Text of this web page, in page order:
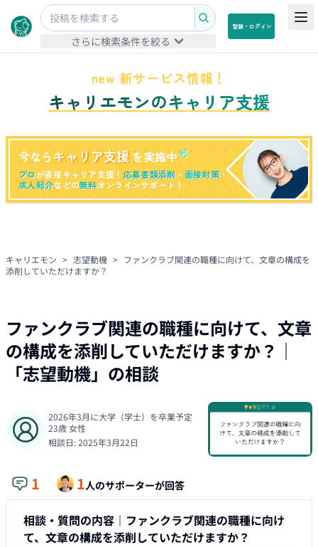
さらに検索条件を絞る
登録・ログイン
new 新サービス情報！
キャリエモンのキャリア支援
今なら キャリア支援 を実施中
プロが直接キャリア支援！応募書類添削 ・ 面接対策・
求人紹介などの無料オンラインサポート！
キャリエモン > 志望動機 > ファンクラブ関連の職種に向けて、文章の構成を
添削していただけますか？
ファンクラブ関連の職種に向けて、文章
の構成を添削していただけますか？ ｜
「志望動機」の相談
2026年3月に大学（学士）を卒業予定
23歳女性
相談日:2025年3月22日
1 1人のサポーターが回答
相談・質問の内容｜ ファンクラブ関連の職種に向け
て、文章の構成を添削していただけますか？